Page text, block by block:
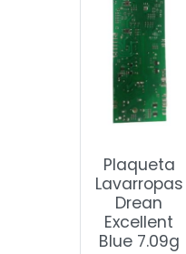
Plaqueta
Lavarropas
Drean
Excellent
Blue 7.09g